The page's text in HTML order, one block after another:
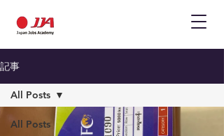
記事
All Posts
All Posts